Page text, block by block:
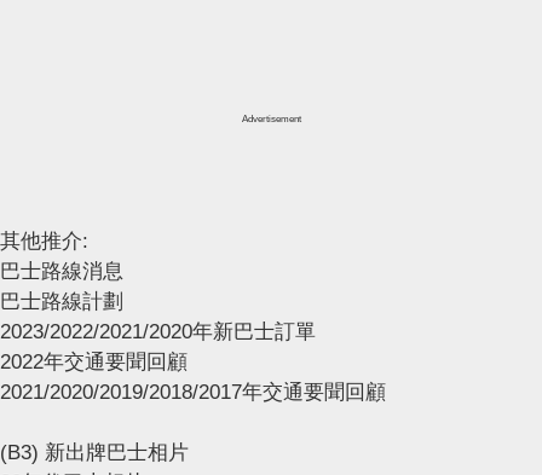
Advertisement
其他推介:
巴士路線消息
巴士路線計劃
2023/2022/2021/2020年新巴士訂單
2022年交通要聞回顧
2021/2020/2019/2018/2017年交通要聞回顧
(B3) 新出牌巴士相片